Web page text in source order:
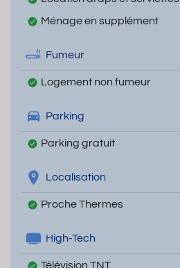
Ménage en supplément
Fumeur
Logement non fumeur
Parking
Parking gratuit
Localisation
Proche Thermes
High-Tech
Télévision TNT